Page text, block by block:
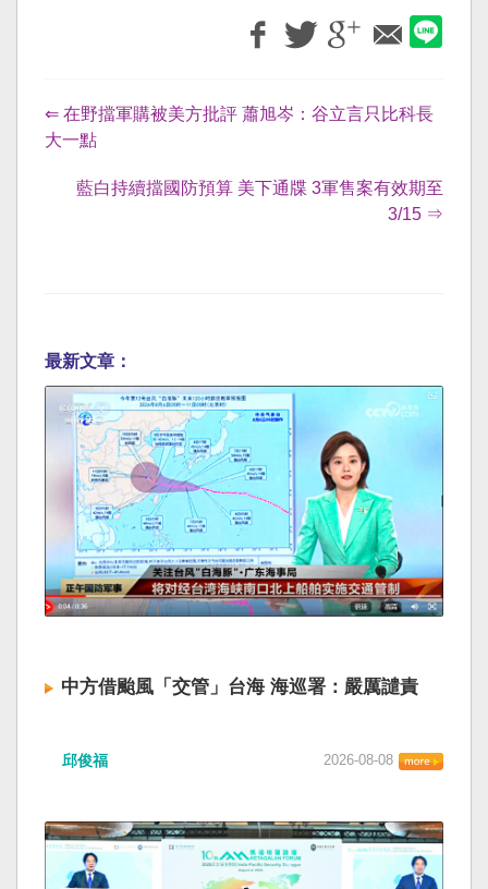
⇐ 在野擋軍購被美方批評 蕭旭岑：谷立言只比科長
大一點
藍白持續擋國防預算 美下通牒 3軍售案有效期至
3/15 ⇒
最新文章：
中方借颱風「交管」台海 海巡署：嚴厲譴責
邱俊福 2026-08-08